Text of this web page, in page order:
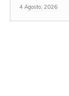
4 Agosto, 2026